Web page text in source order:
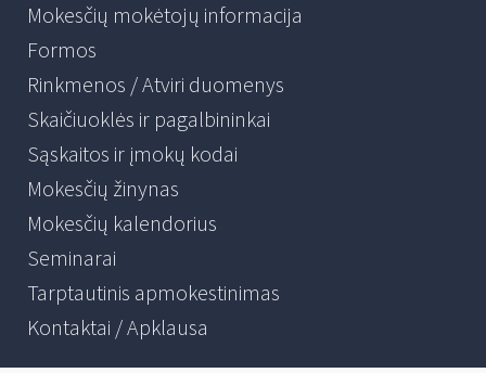
Mokesčių mokėtojų informacija
Formos
Rinkmenos / Atviri duomenys
Skaičiuoklės ir pagalbininkai
Sąskaitos ir įmokų kodai
Mokesčių žinynas
Mokesčių kalendorius
Seminarai
Tarptautinis apmokestinimas
Kontaktai / Apklausa